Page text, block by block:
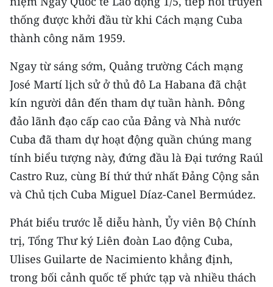
CHƯƠNG TRÌNH OCOP - MỖI XÃ
MỘT SẢN PHẨM
RADIO
MEDIA CENTER
E-Magazine
Video
Media Chính trị
Media Kinh tế
Media Văn hóa
Media Xã hội
Media Pháp luật
thống được khởi đầu từ khi Cách mạng Cuba
thành công năm 1959.
Ngay từ sáng sớm, Quảng trường Cách mạng
José Martí lịch sử ở thủ đô La Habana đã chật
kín người dân đến tham dự tuần hành. Đông
đảo lãnh đạo cấp cao của Đảng và Nhà nước
Cuba đã tham dự hoạt động quần chúng mang
tính biểu tượng này, đứng đầu là Đại tướng Raúl
Castro Ruz, cùng Bí thứ thứ nhất Đảng Cộng sản
và Chủ tịch Cuba Miguel Díaz-Canel Bermúdez.
Phát biểu trước lễ diễu hành, Ủy viên Bộ Chính
trị, Tổng Thư ký Liên đoàn Lao động Cuba,
Ulises Guilarte de Nacimiento khẳng định,
trong bối cảnh quốc tế phức tạp và nhiều thách